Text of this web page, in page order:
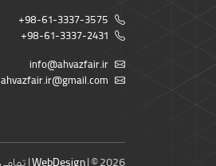
+98-61-3337-3575
+98-61-3337-2431
info@ahvazfair.ir
ahvazfair.ir@gmail.com